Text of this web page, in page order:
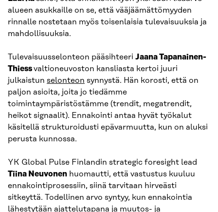
alueen asukkaille on se, että vääjäämättömyyden
rinnalle nostetaan myös toisenlaisia tulevaisuuksia ja
mahdollisuuksia.
Tulevaisuusselonteon pääsihteeri Jaana Tapanainen-
Thiessvaltioneuvoston kansliasta kertoi juuri
julkaistun selonteon synnystä. Hän korosti, että on
paljon asioita, joita jo tiedämme
toimintaympäristöstämme (trendit, megatrendit,
heikot signaalit). Ennakointi antaa hyvät työkalut
käsitellä strukturoidusti epävarmuutta, kun on aluksi
perusta kunnossa.
YK Global Pulse Finlandin strategic foresight lead
Tiina Neuvonen huomautti, että vastustus kuuluu
ennakointiprosessiin, siinä tarvitaan hirveästi
sitkeyttä. Todellinen arvo syntyy, kun ennakointia
lähestytään ajattelutapana ja muutos- ja